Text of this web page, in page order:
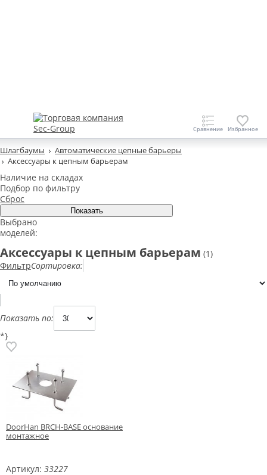
Шлагбаумы
Автоматические цепные барьеры
Аксессуары к цепным барьерам
Наличие на складах
Подбор по фильтру
Сброс
Выбрано
моделей:
Аксессуары к цепным барьерам (1)
ФильтрСортировка:
Показать по:
*}
DoorHan BRCH-BASE основание
монтажное
Артикул: 33227